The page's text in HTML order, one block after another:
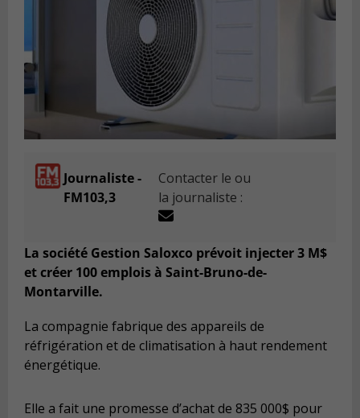
Journaliste -
FM103,3
Contacter le ou
la journaliste :
La société Gestion Saloxco prévoit injecter 3 M$
et créer 100 emplois à Saint-Bruno-de-
Montarville.
La compagnie fabrique des appareils de
réfrigération et de climatisation à haut rendement
énergétique.
Elle a fait une promesse d’achat de 835 000$ pour